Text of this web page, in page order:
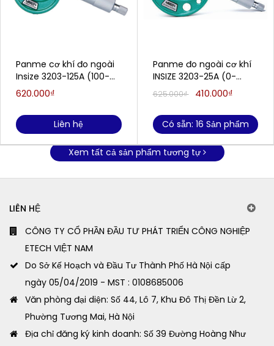
Panme cơ khí đo ngoài
Insize 3203-125A (100-
125mm/0.01mm)
620.000₫
Liên hệ
Panme đo ngoài cơ khí
INSIZE 3203-25A (0-
25mm/0.01mm)
625.000₫ 410.000₫
Có sẵn: 16 Sản phẩm
Xem tất cả sản phẩm tương tự
LIÊN HỆ
CÔNG TY CỔ PHẦN ĐẦU TƯ PHÁT TRIỂN CÔNG NGHIỆP
ETECH VIỆT NAM
Do Sở Kế Hoạch và Đầu Tư Thành Phố Hà Nội cấp
ngày 05/04/2019 - MST : 0108685006
Văn phòng đại diện: Số 44, Lô 7, Khu Đô Thị Đền Lừ 2,
Phường Tương Mai, Hà Nội
Địa chỉ đăng ký kinh doanh: Số 39 Đường Hoàng Như